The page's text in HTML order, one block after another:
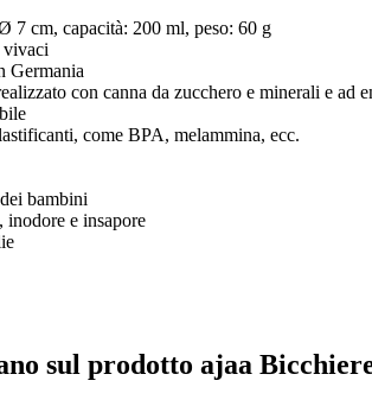
7 cm, capacità: 200 ml, peso: 60 g
Germania
con canna da zucchero e minerali e ad
come BPA, melammina, ecc.
bambini
e insapore
sul prodotto ajaa